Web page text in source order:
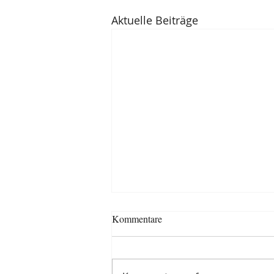
Aktuelle Beiträge
Kommentare